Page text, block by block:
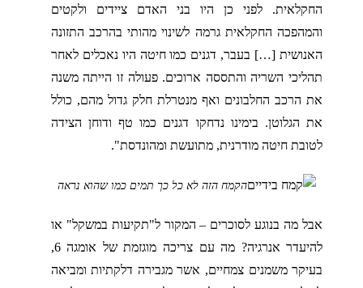
החקלאית. לפני כן היו בני האדם ציידים ולקטים
והמהפכה החקלאית גרמה לשינוי מהותי בהרכב התזונה
האנושית […] בעבר, דגנים כמו חיטה היו נאכלים לאחר
תהליכי השריה והתססה ארוכים. פעולה זו הייתה משנה
את הרכב החלבונים ואף מנטרלת חלק גדול מהם, כולל
את הגלוטן. בימינו נדחקו דגנים כמו טף ודוחן הצידה
לטובת חיטה מודרנית, מתועשת ומהונדסת".
הקמח הזה לא כל כך תמים כמו שהוא נראה
אבל מה בנוגע לסוכרים – המקור ל"תקיעות במשקל" או
להיעדר אנרגיה? מה עם צריכה מוגזמת של אומגה 6,
בעיקר משמנים צמחיים, אשר מגבירה דלקתיות ומביאה